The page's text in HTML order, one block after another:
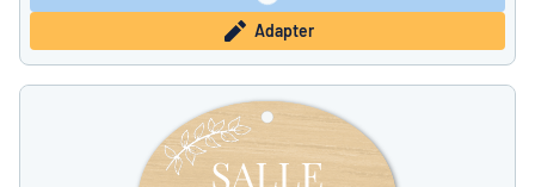
Adapter